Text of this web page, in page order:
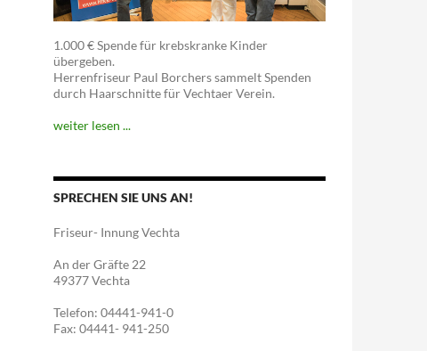
1.000 € Spende für krebskranke Kinder
übergeben.
Herrenfriseur Paul Borchers sammelt Spenden
durch Haarschnitte für Vechtaer Verein.
weiter lesen ...
SPRECHEN SIE UNS AN!
Friseur- Innung Vechta
An der Gräfte 22
49377 Vechta
Telefon: 04441-941-0
Fax: 04441- 941-250